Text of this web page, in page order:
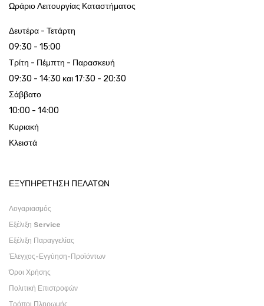
Ωράριο Λειτουργίας Καταστήματος
Δευτέρα - Τετάρτη
09:30 - 15:00
Τρίτη - Πέμπτη - Παρασκευή
09:30 - 14:30 και 17:30 - 20:30
Σάββατο
10:00 - 14:00
Κυριακή
Κλειστά
ΕΞΥΠΗΡΕΤΗΣΗ ΠΕΛΑΤΩΝ
Λογαριασμός
Εξέλιξη Service
Εξέλιξη Παραγγελίας
Έλεγχος-Εγγύηση-Προϊόντων
Όροι Χρήσης
Πολιτική Επιστροφών
Τρόποι Πληρωμής